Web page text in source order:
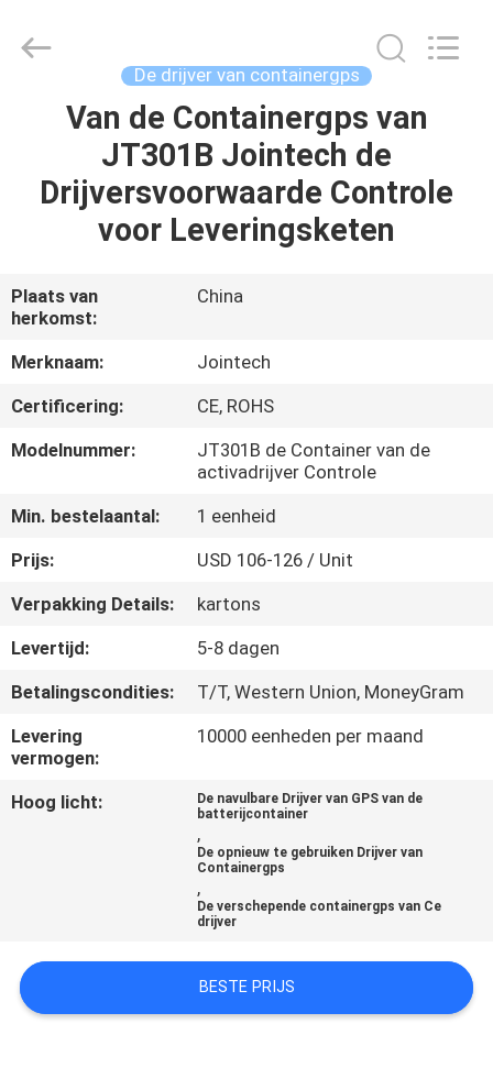
HUIS
PRODUCTEN
SHOW
ONGEVEER
ONS
FABRIEKSREIS
KWALITEITSCONTROLE
CONTACTEER
ONS
VERZOEK
OM EEN
CITAAT
POLICY
Technology
De drijver van containergps
Van de Containergps van
JT301B Jointech de
Drijversvoorwaarde Controle
voor Leveringsketen
Plaats van
herkomst:
China
Merknaam:
Jointech
Certificering:
CE, ROHS
Modelnummer:
JT301B de Container van de
activadrijver Controle
Min. bestelaantal:
1 eenheid
Prijs:
USD 106-126 / Unit
Verpakking Details:
kartons
Levertijd:
5-8 dagen
Betalingscondities:
T/T, Western Union, MoneyGram
Levering
vermogen:
10000 eenheden per maand
Hoog licht:
De navulbare Drijver van GPS van de
batterijcontainer
,
De opnieuw te gebruiken Drijver van
Containergps
,
De verschepende containergps van Ce
drijver
BESTE PRIJS